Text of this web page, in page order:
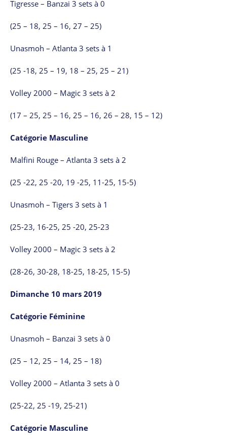
Tigresse – Banzai 3 sets à 0
(25 – 18, 25 – 16, 27 – 25)
Unasmoh – Atlanta 3 sets à 1
(25 -18, 25 – 19, 18 – 25, 25 – 21)
Volley 2000 – Magic 3 sets à 2
(17 – 25, 25 – 16, 25 – 16, 26 – 28, 15 – 12)
Catégorie Masculine
Malfini Rouge – Atlanta 3 sets à 2
(25 -22, 25 -20, 19 -25, 11-25, 15-5)
Unasmoh – Tigers 3 sets à 1
(25-23, 16-25, 25 -20, 25-23
Volley 2000 – Magic 3 sets à 2
(28-26, 30-28, 18-25, 18-25, 15-5)
Dimanche 10 mars 2019
Catégorie Féminine
Unasmoh – Banzai 3 sets à 0
(25 – 12, 25 – 14, 25 – 18)
Volley 2000 – Atlanta 3 sets à 0
(25-22, 25 -19, 25-21)
Catégorie Masculine